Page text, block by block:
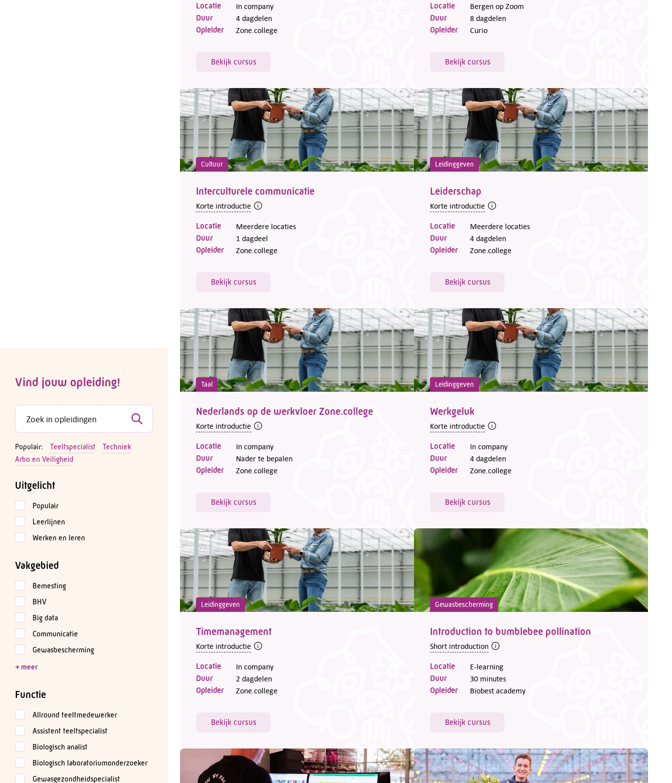
Vind jouw opleiding!
Populair: Teeltspecialist
Techniek
Arbo en Veiligheid
Uitgelicht
Populair
Leerlijnen
Werken en leren
Vakgebied
Bemesting
BHV
Big data
Communicatie
Gewasbescherming
Functie
Allround teeltmedewerker
Assistent teeltspecialist
Biologisch analist
Biologisch laboratoriumonderzoeker
Gewasgezondheidspecialist
Locatie In company
Duur 4 dagdelen
Opleider Zone.college
Bekijk cursus
Locatie Bergen op Zoom
Duur 8 dagdelen
Opleider Curio
Bekijk cursus
Cultuur
Interculturele communicatie
Korte introductie
Locatie Meerdere locaties
Duur 1 dagdeel
Opleider Zone.college
Bekijk cursus
Leidinggeven
Leiderschap
Korte introductie
Locatie Meerdere locaties
Duur 4 dagdelen
Opleider Zone.college
Bekijk cursus
Taal
Nederlands op de werkvloer Zone.college
Korte introductie
Locatie In company
Duur Nader te bepalen
Opleider Zone.college
Bekijk cursus
Leidinggeven
Werkgeluk
Korte introductie
Locatie In company
Duur 4 dagdelen
Opleider Zone.college
Bekijk cursus
Leidinggeven
Timemanagement
Korte introductie
Locatie In company
Duur 2 dagdelen
Opleider Zone.college
Bekijk cursus
Gewasbescherming
Introduction to bumblebee pollination
Short introduction
Locatie E-learning
Duur 30 minutes
Opleider Biobest academy
Bekijk cursus